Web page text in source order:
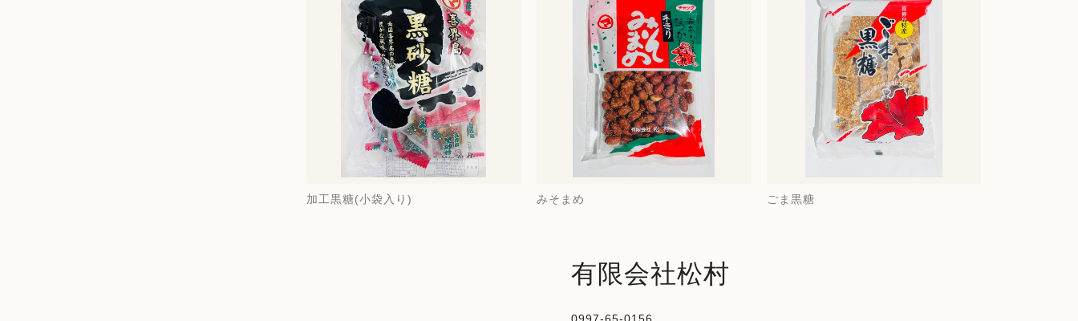
加工黒糖(小袋入り) みそまめ ごま黒糖
有限会社松村
0997-65-0156